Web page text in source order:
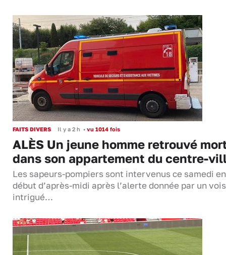
FAITS DIVERS Il y a 2 h • vu 1014 fois
ALÈS Un jeune homme retrouvé
dans son appartement du centre-
Les sapeurs-pompiers sont intervenus ce samedi en
début d’après-midi après l’alerte donnée par un
intrigué…